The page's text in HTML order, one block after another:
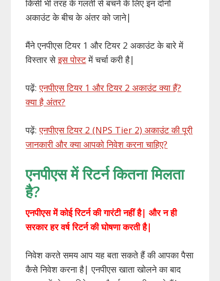
किसी भी तरह के गलती से बचने के लिए इन दोनों
अकाउंट के बीच के अंतर को जाने|
मैंने एनपीएस टियर 1 और टियर 2 अकाउंट के बारे में
विस्तार सेइस पोस्टमें चर्चा करी है|
पढ़ें:एनपीएस टियर 1 और टियर 2 अकाउंट क्या हैं?
क्या है अंतर?
पढ़ें:एनपीएस टियर 2 (NPS Tier 2) अकाउंट की पूरी
जानकारी और क्या आपको निवेश करना चाहिए?
एनपीएस में रिटर्न कितना मिलता
है?
एनपीएस में कोई रिटर्न की गारंटी नहीं है| और न ही
सरकार हर वर्ष रिटर्न की घोषणा करती है|
निवेश करते समय आप यह बता सकते हैं की आपका पैसा
कैसे निवेश करना है| एनपीएस खाता खोलने का बाद